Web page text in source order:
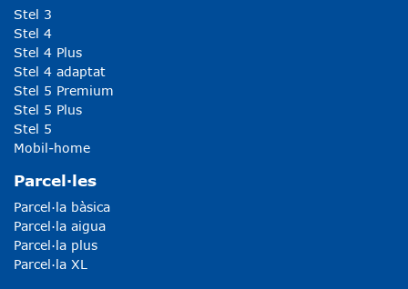
Stel 3
Stel 4
Stel 4 Plus
Stel 4 adaptat
Stel 5 Premium
Stel 5 Plus
Stel 5
Mobil-home
Parcel·les
Parcel·la bàsica
Parcel·la aigua
Parcel·la plus
Parcel·la XL